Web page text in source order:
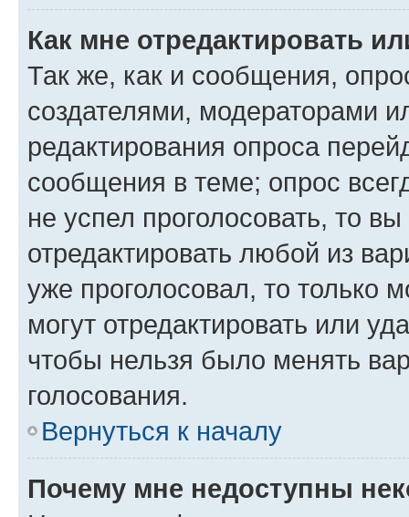
Как мне отредактировать
Так же, как и сообщения,
создателями, модераторами
редактирования опроса
сообщения в теме; опрос
не успел проголосовать, то
отредактировать любой из
уже проголосовал, то только
могут отредактировать или
чтобы нельзя было менять
голосования.
Вернуться к началу
Почему мне недоступны